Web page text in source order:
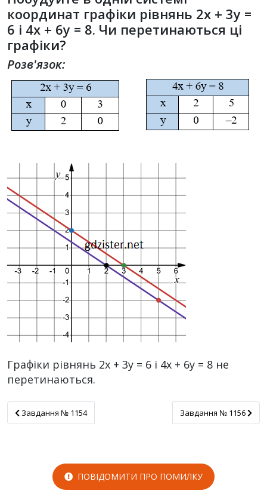
координат графіки рівнянь 2x + 3y =
6 і 4x + 6y = 8. Чи перетинаються ці
графіки?
Розв'язок:
Графіки рівнянь 2x + 3y = 6 і 4x + 6y = 8 не
перетинаються.
Завдання № 1154
Завдання № 1154 Завдання № 1156
Завдання № 1156
ПОВІДОМИТИ ПРО ПОМИЛКУ